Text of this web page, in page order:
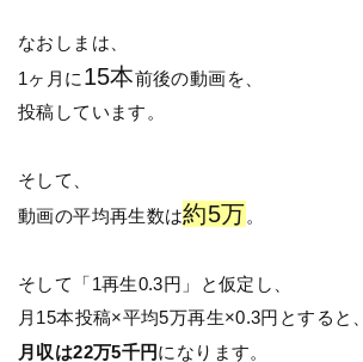
なおしまは、
1ヶ月に 15本前後の動画を、
投稿しています。
そして、
動画の平均再生数は約5万。
そして「1再生0.3円」と仮定し、
月15本投稿×平均5万再生×0.3円とすると、
月収は22万5千円になります。